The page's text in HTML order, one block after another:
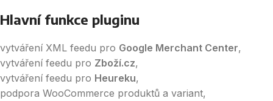
Hlavní funkce pluginu
vytváření XML feedu pro Google Merchant Center,
vytváření feedu pro Zboží.cz,
vytváření feedu pro Heureku,
podpora WooCommerce produktů a variant,